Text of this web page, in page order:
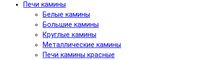
Печи камины
Белые камины
Большие камины
Круглые камины
Металлические камины
Печи камины красные